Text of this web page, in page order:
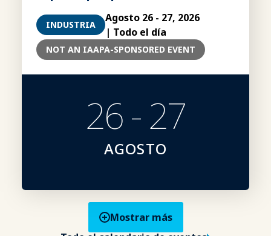
INDUSTRIA
Agosto 26 - 27, 2026
| Todo el día
NOT AN IAAPA-SPONSORED EVENT
26 - 27
AGOSTO
Mostrar más